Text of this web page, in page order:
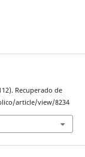
Recuperado de
article/view/8234